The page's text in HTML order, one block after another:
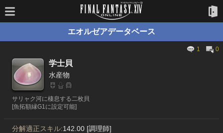
エオルゼアデータベース
1 0
学士貝
水産物
サリャク河に棲息する二枚貝
[魚拓額縁G1に設定可能]
分解適正スキル:142.00 [調理師]